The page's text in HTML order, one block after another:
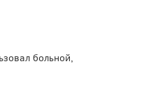
больной,